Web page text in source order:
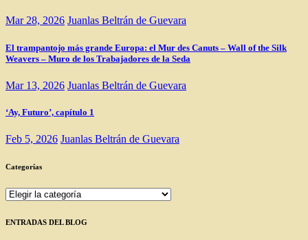
Mar 28, 2026 Juanlas Beltrán de Guevara
El trampantojo más grande Europa: el Mur des Canuts – Wall of the Silk
Weavers – Muro de los Trabajadores de la Seda
Mar 13, 2026 Juanlas Beltrán de Guevara
‘Ay, Futuro’, capítulo 1
Feb 5, 2026 Juanlas Beltrán de Guevara
Categorías
Categorías
ENTRADAS DEL BLOG